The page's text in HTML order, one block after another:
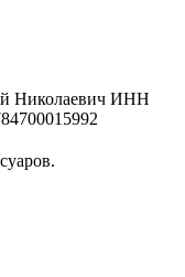
Николаевич ИНН